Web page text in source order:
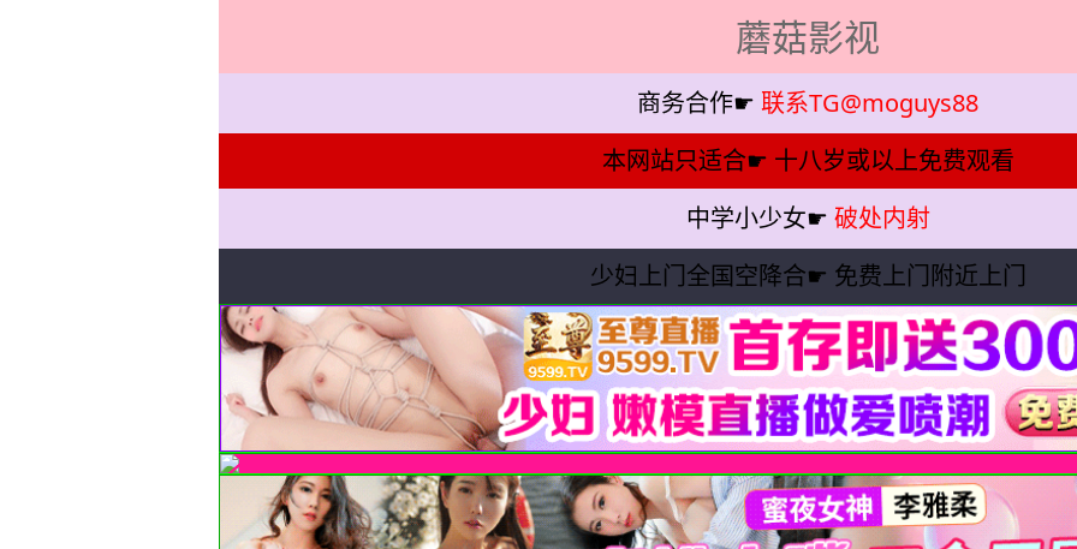
蘑菇影视
商务合作☛ 联系TG@moguys88
本网站只适合☛ 十八岁或以上免费观看
中学小少女☛ 破处内射
少妇上门全国空降合☛ 免费上门附近上门